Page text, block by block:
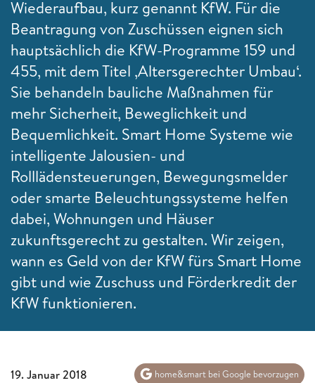
Wiederaufbau, kurz genannt KfW. Für die
Beantragung von Zuschüssen eignen sich
hauptsächlich die KfW-Programme 159 und
455, mit dem Titel ‚Altersgerechter Umbau‘.
Sie behandeln bauliche Maßnahmen für
mehr Sicherheit, Beweglichkeit und
Bequemlichkeit. Smart Home Systeme wie
intelligente Jalousien- und
Rolllädensteuerungen, Bewegungsmelder
oder smarte Beleuchtungssysteme helfen
dabei, Wohnungen und Häuser
zukunftsgerecht zu gestalten. Wir zeigen,
wann es Geld von der KfW fürs Smart Home
gibt und wie Zuschuss und Förderkredit der
KfW funktionieren.
19. Januar 2018 home&smart bei Google bevorzugen